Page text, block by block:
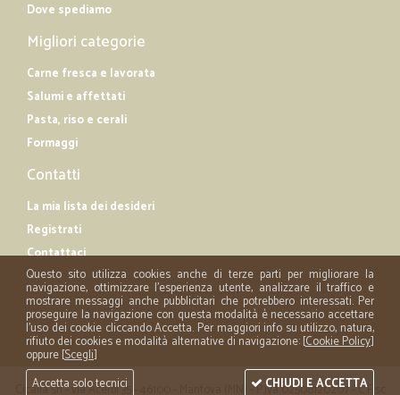
Dove spediamo
Migliori categorie
Carne fresca e lavorata
Salumi e affettati
Pasta, riso e cerali
Formaggi
Contatti
La mia lista dei desideri
Registrati
Contattaci
Cicalia srl - via Acerbi 35 - 46100 - Mantova (MN) - P.iva 02508120207 - C.Fisc
Questo sito utilizza cookies anche di terze parti per migliorare la
navigazione, ottimizzare l'esperienza utente, analizzare il traffico e
mostrare messaggi anche pubblicitari che potrebbero interessati. Per
proseguire la navigazione con questa modalità è necessario accettare
l'uso dei cookie cliccando Accetta. Per maggiori info su utilizzo, natura,
rifiuto dei cookies e modalità alternative di navigazione: [Cookie Policy]
oppure [Scegli]
Accetta solo tecnici
CHIUDI E ACCETTA